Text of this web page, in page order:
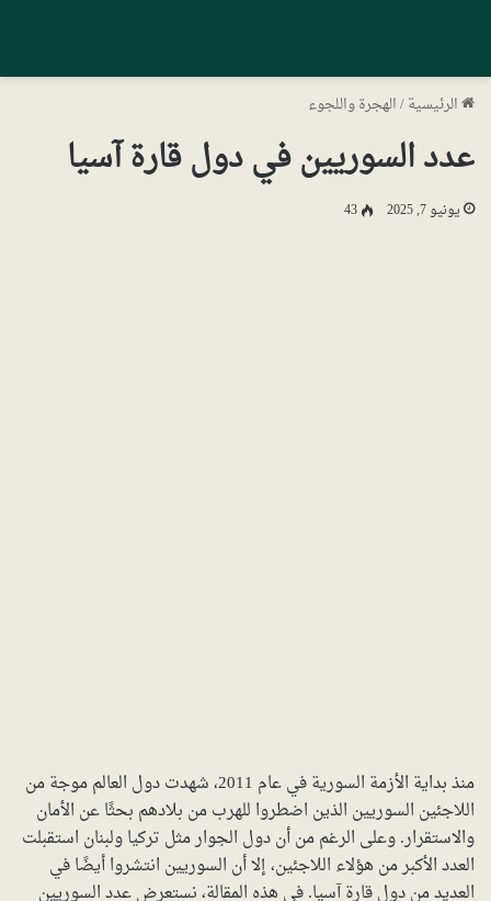
الرئيسية/الهجرة واللجوء
عدد السوريين في دول قارة آسيا
يونيو 7, 2025 43
منذ بداية الأزمة السورية في عام 2011، شهدت دول العالم موجة من
اللاجئين السوريين الذين اضطروا للهرب من بلادهم بحثًا عن الأمان
والاستقرار. وعلى الرغم من أن دول الجوار مثل تركيا ولبنان استقبلت
العدد الأكبر من هؤلاء اللاجئين، إلا أن السوريين انتشروا أيضًا في
العديد من دول قارة آسيا. في هذه المقالة، نستعرض عدد السوريين